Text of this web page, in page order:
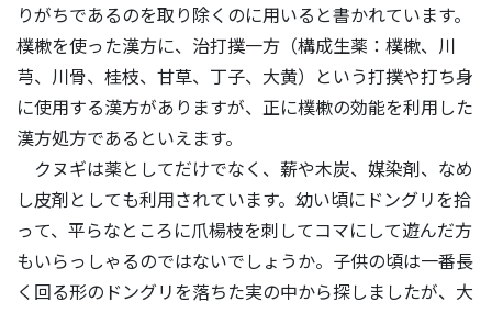
りがちであるのを取り除くのに用いると書かれています。
樸樕を使った漢方に、治打撲一方（構成生薬：樸樕、川
芎、川骨、桂枝、甘草、丁子、大黄）という打撲や打ち身
に使用する漢方がありますが、正に樸樕の効能を利用した
漢方処方であるといえます。
クヌギは薬としてだけでなく、薪や木炭、媒染剤、なめ
し皮剤としても利用されています。幼い頃にドングリを拾
って、平らなところに爪楊枝を刺してコマにして遊んだ方
もいらっしゃるのではないでしょうか。子供の頃は一番長
く回る形のドングリを落ちた実の中から探しましたが、大